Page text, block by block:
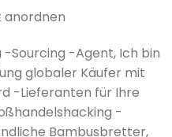
anordnen
Sourcing -Agent, Ich bin
globaler Käufer mit
-Lieferanten für Ihre
-
Bambusbretter,